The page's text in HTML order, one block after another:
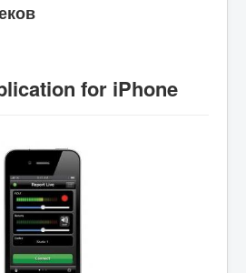
for iPhone
for iPhone